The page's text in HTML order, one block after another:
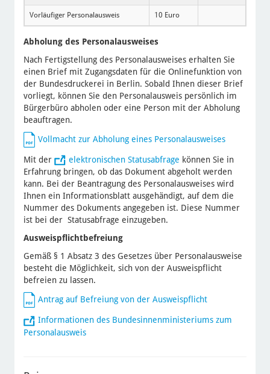
Vorläufiger Personalausweis 10 Euro
Abholung des Personalausweises
Nach Fertigstellung des Personalausweises erhalten Sie
einen Brief mit Zugangsdaten für die Onlinefunktion von
der Bundesdruckerei in Berlin. Sobald Ihnen dieser Brief
vorliegt, können Sie den Personalausweis persönlich im
Bürgerbüro abholen oder eine Person mit der Abholung
beauftragen.
Vollmacht zur Abholung eines Personalausweises
Mit der elektronischen Statusabfrage können Sie in
Erfahrung bringen, ob das Dokument abgeholt werden
kann. Bei der Beantragung des Personalausweises wird
Ihnen ein Informationsblatt ausgehändigt, auf dem die
Nummer des Dokuments angegeben ist. Diese Nummer
ist bei der Statusabfrage einzugeben.
Ausweispflichtbefreiung
Gemäß § 1 Absatz 3 des Gesetzes über Personalausweise
besteht die Möglichkeit, sich von der Ausweispflicht
befreien zu lassen.
Antrag auf Befreiung von der Ausweispflicht
Informationen des Bundesinnenministeriums zum
Personalausweis